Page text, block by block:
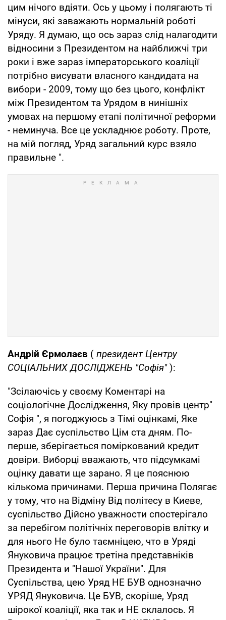
цим нічого вдіяти. Ось у цьому і полягають ті
мінуси, які заважають нормальній роботі
Уряду. Я думаю, що ось зараз слід налагодити
відносини з Президентом на найближчі три
роки і вже зараз імператорського коаліції
потрібно висувати власного кандидата на
вибори - 2009, тому що без цього, конфлікт
між Президентом та Урядом в нинішніх
умовах на першому етапі політичної реформи
- неминуча. Все це ускладнює роботу. Проте,
на мій погляд, Уряд загальний курс взяло
правильне ".
Андрій Єрмолаєв ( президентЦентру
СОЦІАЛЬНИХ ДОСЛІДЖЕНЬ "Софія"):
"Зсілаючісь у своєму Коментарі на
соціологічне Дослідження, Яку провів центр"
Софія ", я погоджуюсь з Тімі оцінкамі, Яке
зараз Дає суспільство Цім ста дням. По-
перше, зберігається поміркований кредит
довіри. Виборці вважають, что підсумкамі
оцінку давати ще зарано. Я це пояснюю
кількома причинами. Перша причина Полягає
у тому, что на Відміну Від політесу в Киеве,
суспільство Дійсно уважности спостерігало
за перебігом політічніх переговорів влітку и
для нього Не було таємніцею, что в Уряді
Януковича працює третіна представніків
Президента и "Нашої України". Для
Суспільства, цею Уряд НЕ БУВ однозначно
УРЯД Януковича. Це БУВ, скоріше, Уряд
шірокої коаліції, яка так и НЕ склалось. Я